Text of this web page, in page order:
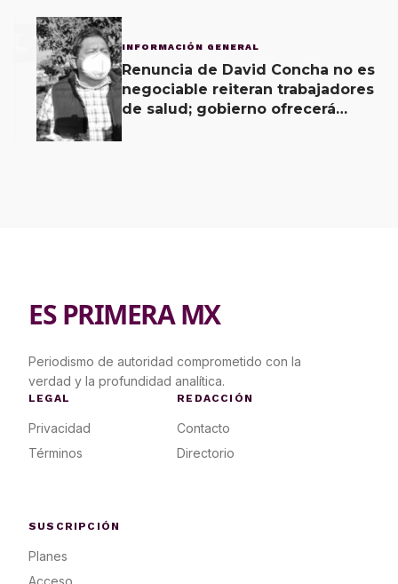
3 INFORMACIÓN GENERAL
Renuncia de David Concha no es
negociable reiteran trabajadores
de salud; gobierno ofrecerá
ES PRIMERA MX
Periodismo de autoridad comprometido con la
verdad y la profundidad analítica.
LEGAL
Privacidad
Términos
REDACCIÓN
Contacto
Directorio
SUSCRIPCIÓN
Planes
Acceso